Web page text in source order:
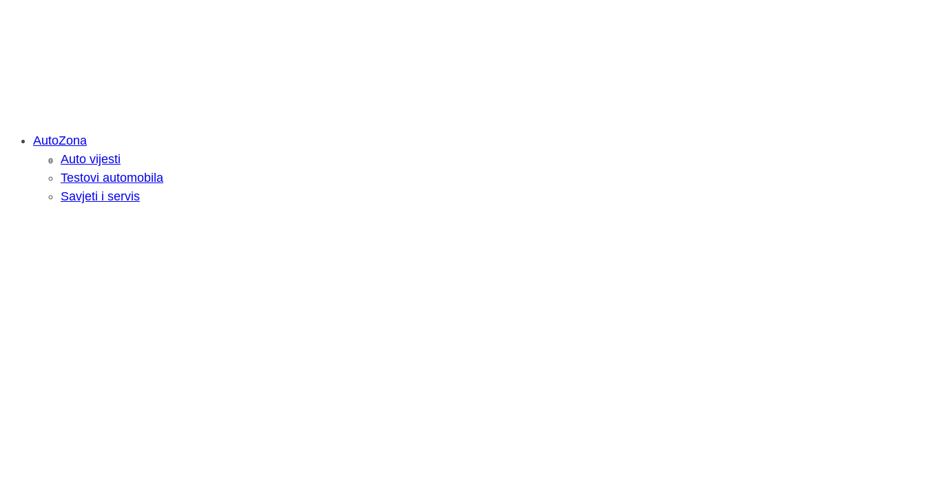
Savjetujemo: Što učiniti kada vaš iPad treba servis? Alpha servis nudi rješenja
AutoZona
Auto vijesti
Testovi automobila
Savjeti i servis